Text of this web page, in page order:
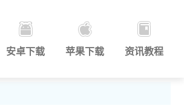
安卓下载 苹果下载 资讯教程